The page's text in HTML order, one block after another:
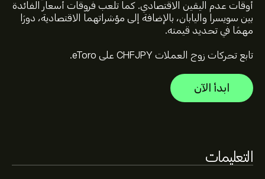
أوقات عدم اليقين الاقتصادي. كما تلعب فروقات أسعار الفائدة
بين سويسرا واليابان، بالإضافة إلى مؤشراتهما الاقتصادية، دورًا
مهمًا في تحديد قيمته.
تابع تحركات زوج العملات CHFJPY على eToro.
ابدأ الآن
التعليمات
حدد الإطار الزمني "1 يوم" أو "1 أسبوع" على مخطط eToro وقم
على موقع eToro الإلكتروني. بمجرد إنشاء حساب وإيداع